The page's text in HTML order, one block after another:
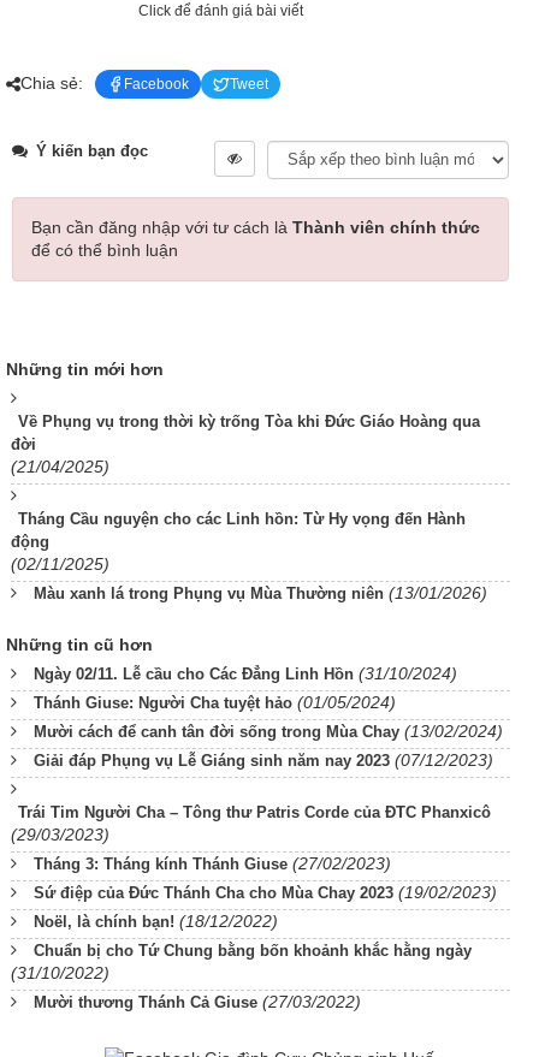
Click để đánh giá bài viết
Chia sẻ: Facebook Tweet
Ý kiến bạn đọc
Bạn cần đăng nhập với tư cách là Thành viên chính thức
để có thể bình luận
Những tin mới hơn
Về Phụng vụ trong thời kỳ trống Tòa khi Đức Giáo Hoàng qua
đời
(21/04/2025)
Tháng Cầu nguyện cho các Linh hồn: Từ Hy vọng đến Hành
động
(02/11/2025)
Màu xanh lá trong Phụng vụ Mùa Thường niên (13/01/2026)
Những tin cũ hơn
Ngày 02/11. Lễ cầu cho Các Đẳng Linh Hồn (31/10/2024)
Thánh Giuse: Người Cha tuyệt hảo (01/05/2024)
Mười cách để canh tân đời sống trong Mùa Chay (13/02/2024)
Giải đáp Phụng vụ Lễ Giáng sinh năm nay 2023 (07/12/2023)
Trái Tim Người Cha – Tông thư Patris Corde của ĐTC Phanxicô
(29/03/2023)
Tháng 3: Tháng kính Thánh Giuse (27/02/2023)
Sứ điệp của Đức Thánh Cha cho Mùa Chay 2023 (19/02/2023)
Noël, là chính bạn! (18/12/2022)
Chuẩn bị cho Tứ Chung bằng bốn khoảnh khắc hằng ngày
(31/10/2022)
Mười thương Thánh Cả Giuse (27/03/2022)